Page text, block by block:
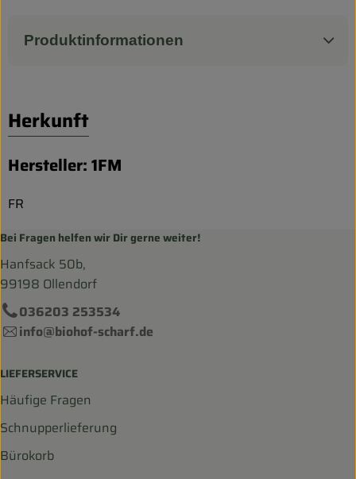
Produktinformationen
Herkunft
Hersteller: 1FM
FR
Bei Fragen helfen wir Dir gerne weiter!
Hanfsack 50b,
99198 Ollendorf
036203 253534
info@biohof-scharf.de
LIEFERSERVICE
Häufige Fragen
Schnupperlieferung
Bürokorb